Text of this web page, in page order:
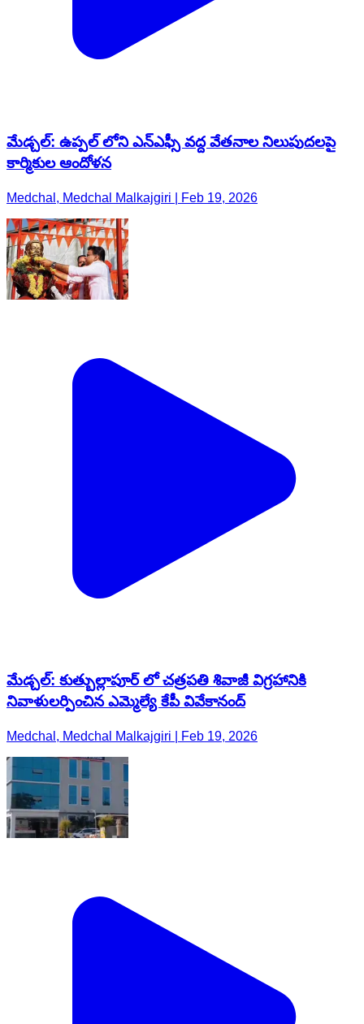
మేడ్చల్: ఉప్పల్ లోని ఎన్ఎఫ్సీ వద్ద వేతనాల నిలుపుదలపై
కార్మికుల ఆందోళన
Medchal, Medchal Malkajgiri | Feb 19, 2026
మేడ్చల్: కుత్బుల్లాపూర్ లో చత్రపతి శివాజీ విగ్రహానికి
నివాళులర్పించిన ఎమ్మెల్యే కేపీ వివేకానంద్
Medchal, Medchal Malkajgiri | Feb 19, 2026